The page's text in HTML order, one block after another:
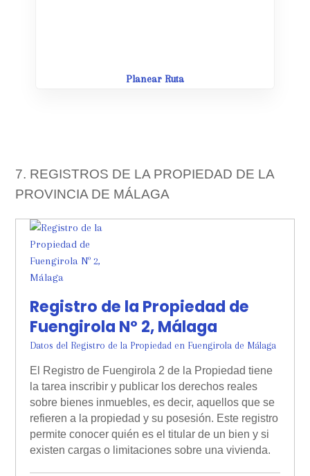
Planear Ruta
7. REGISTROS DE LA PROPIEDAD DE LA
PROVINCIA DE MÁLAGA
Registro de la Propiedad de
Fuengirola Nº 2, Málaga
Datos del Registro de la Propiedad en Fuengirola de Málaga
El Registro de Fuengirola 2 de la Propiedad tiene
la tarea inscribir y publicar los derechos reales
sobre bienes inmuebles, es decir, aquellos que se
refieren a la propiedad y su posesión. Este registro
permite conocer quién es el titular de un bien y si
existen cargas o limitaciones sobre una vivienda.